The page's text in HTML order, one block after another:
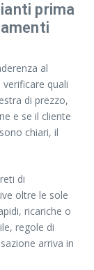
prima
al
verificare quali
di prezzo,
e se il cliente
chiari, il
di
oltre le sole
ricariche o
regole di
arriva in